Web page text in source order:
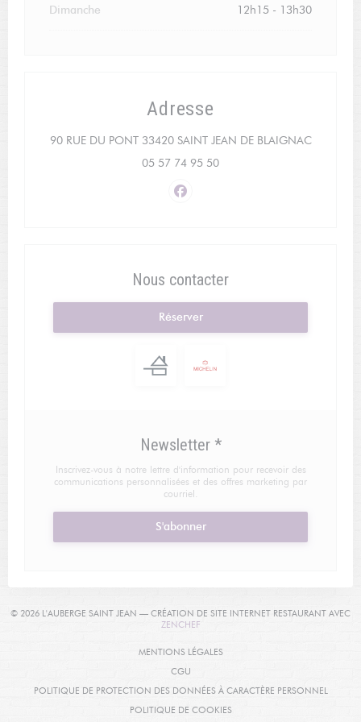
Dimanche 12h15 - 13h30
Adresse
90 RUE DU PONT 33420 SAINT JEAN DE BLAIGNAC((ouvre
05 57 74 95 50
Facebook ((ouvre une nouvelle
Nous contacter
Réserver
Newsletter *
Inscrivez-vous à notre lettre d'information pour recevoir des
communications personnalisées et des offres marketing par
courriel.
S'abonner
© 2026 L'AUBERGE SAINT JEAN — CRÉATION DE SITE INTERNET RESTAURANT AVEC
ZENCHEF((OUVRE UNE NOUVELLE FENÊTRE))
MENTIONS LÉGALES((OUVRE UNE NOUVELLE
CGU((OUVRE UNE NOUVELLE FENÊTRE))
POLITIQUE DE PROTECTION DES DONNÉES À CARACTÈRE PERSONNEL
POLITIQUE DE COOKIES((OUVRE UNE NOUVELLE